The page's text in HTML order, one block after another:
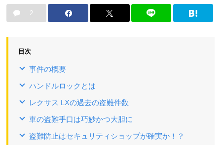
2
目次
事件の概要
ハンドルロックとは
レクサス LXの過去の盗難件数
車の盗難手口は巧妙かつ大胆に
盗難防止はセキュリティショップが確実か！？